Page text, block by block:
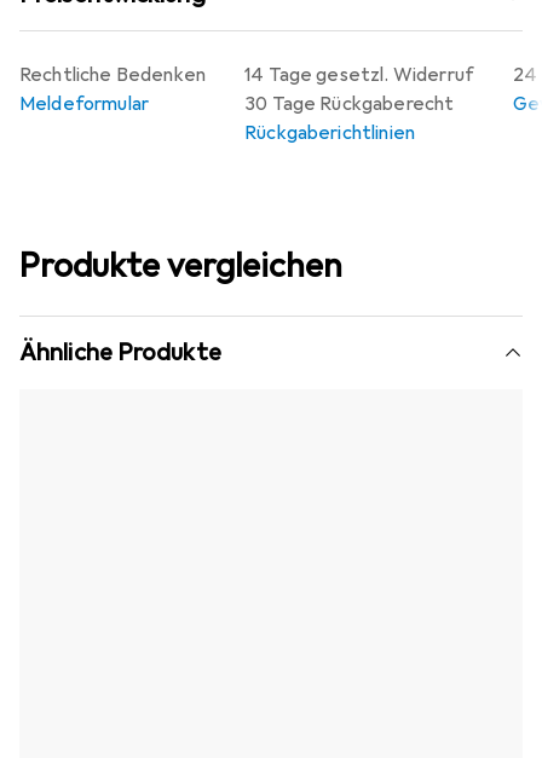
14 Tage gesetzl. Widerruf
30 Tage Rückgaberecht
Rückgaberichtlinien
24
Rechtliche Bedenken
Meldeformular
Produkte vergleichen
Ähnliche Produkte